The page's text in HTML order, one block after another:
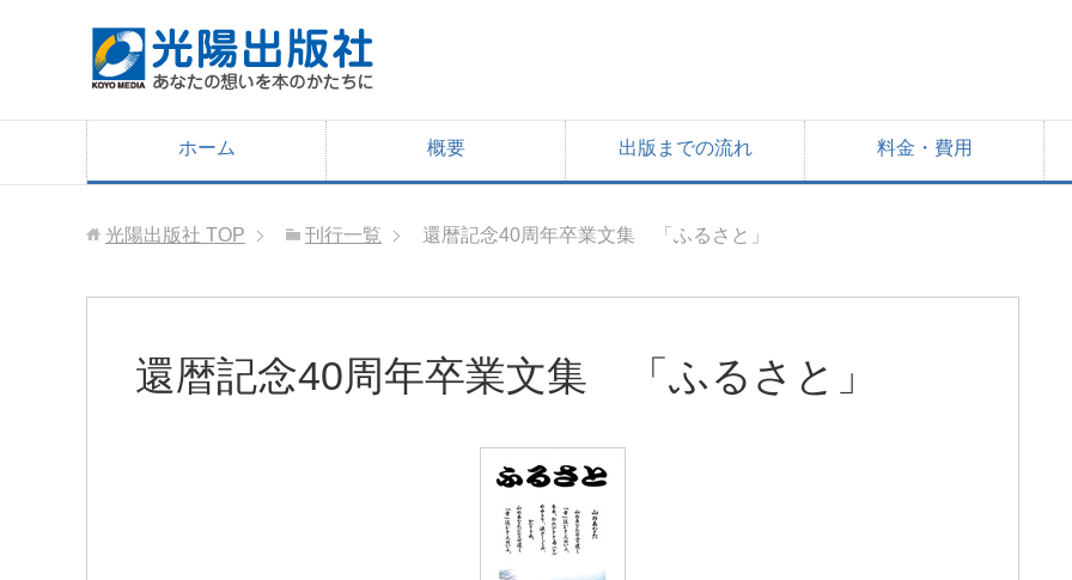
ホーム 概要 出版までの流れ 料金・費用
光陽出版社 TOP 刊行一覧 還暦記念40周年卒業文集 「ふるさと」
還暦記念40周年卒業文集 「ふるさと」